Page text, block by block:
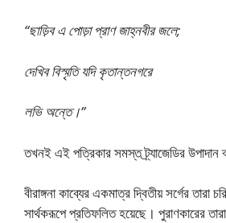
“ছাড়িব এ পোড়া প্রাণ জাহ্নবীর জলে;
দেখিব বিস্মৃতি যদি কৃতান্তনগরে
লভি অন্তে।”
তখনই এই পত্রিকার সমস্ত ট্র্যাজেডির উপাদান
বীরাঙ্গনা কাব্যের একমাত্র দ্বিতীয় সর্গের তারা
সার্থকরূপে প্রতিফলিত হয়েছে। পুরাণকারের